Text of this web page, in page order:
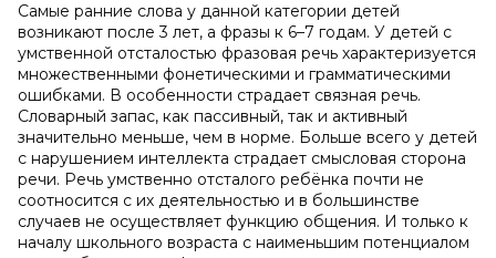
Самые ранние слова у данной категории детей
возникают после 3 лет, а фразы к 6–7 годам. У детей с
умственной отсталостью фразовая речь характеризуется
множественными фонетическими и грамматическими
ошибками. В особенности страдает связная речь.
Словарный запас, как пассивный, так и активный
значительно меньше, чем в норме. Больше всего у детей
с нарушением интеллекта страдает смысловая сторона
речи. Речь умственно отсталого ребёнка почти не
соотносится с их деятельностью и в большинстве
случаев не осуществляет функцию общения. И только к
началу школьного возраста с наименьшим потенциалом